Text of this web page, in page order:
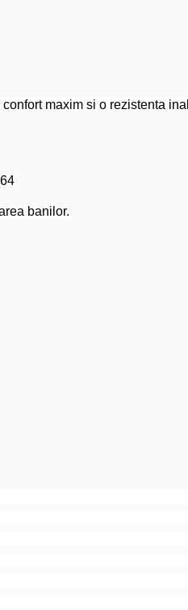
maxim si o rezistenta
banilor.